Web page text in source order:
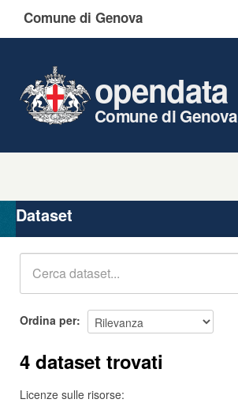
Comune di Genova
opendata
Comune di Genova
Organizzazioni
Gruppi
Dataset
Ordina per
4 dataset trovati
Licenze sulle risorse: